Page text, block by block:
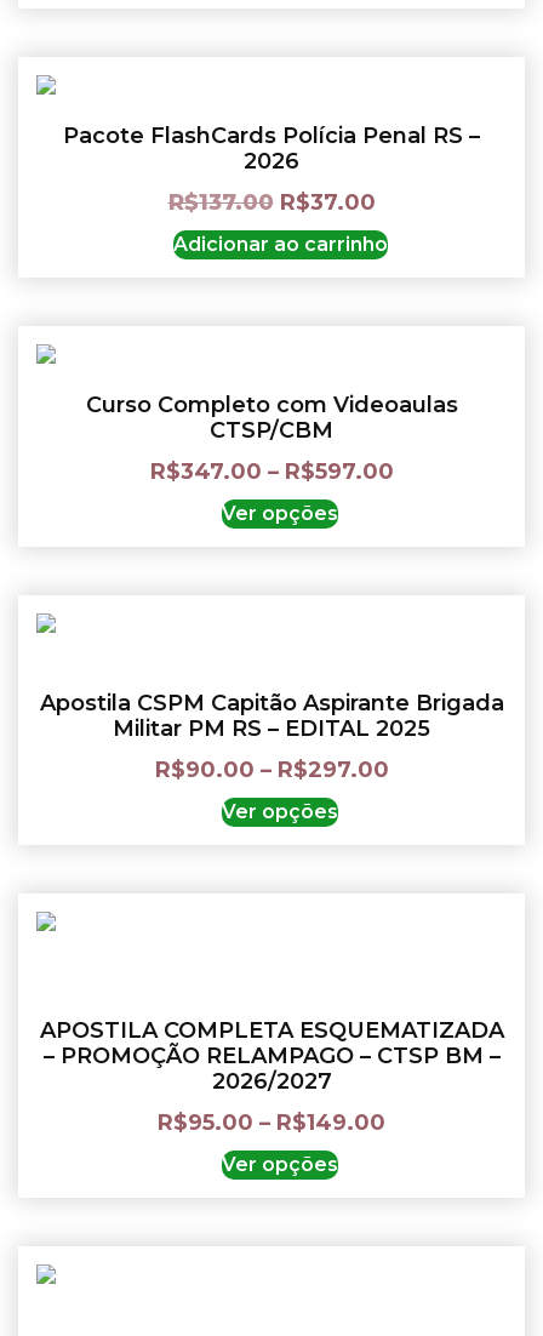
Pacote FlashCards Polícia Penal RS –
2026
R$137.00 R$37.00
Adicionar ao carrinho
Curso Completo com Videoaulas
CTSP/CBM
R$347.00 – R$597.00
Ver opções
Apostila CSPM Capitão Aspirante Brigada
Militar PM RS – EDITAL 2025
R$90.00 – R$297.00
Ver opções
APOSTILA COMPLETA ESQUEMATIZADA
– PROMOÇÃO RELAMPAGO – CTSP BM –
2026/2027
R$95.00 – R$149.00
Ver opções